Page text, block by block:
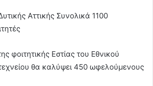
Αττικής Συνολικά 1100
φοιτητικής Εστίας του Εθνικού
θα καλύψει 450 ωφελούμενους